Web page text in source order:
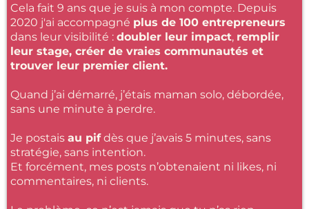
Cela fait 9 ans que je suis à mon compte. Depuis
2020 j'ai accompagné plus de 100 entrepreneurs
dans leur visibilité : doubler leur impact, remplir
leur stage, créer de vraies communautés et
trouver leur premier client.
Quand j’ai démarré, j’étais maman solo, débordée,
sans une minute à perdre.
Je postais au pifdès que j’avais 5 minutes, sans
stratégie, sans intention.
Et forcément, mes posts n’obtenaient ni likes, ni
commentaires, ni clients.